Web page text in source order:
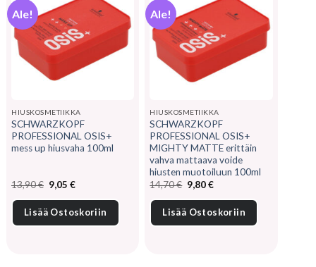
Ale!
HIUSKOSMETIIKKA
SCHWARZKOPF
PROFESSIONAL OSIS+
mess up hiusvaha 100ml
13,90€ Alkuperäinen
hinta
oli:
13,90 €.
9,05€Nykyinen
on:
9,05 €.
Lisää Ostoskoriin
Ale!
HIUSKOSMETIIKKA
SCHWARZKOPF
PROFESSIONAL OSIS+
MIGHTY MATTE erittäin
vahva mattaava voide
hiusten muotoiluun 100ml
14,70€ Alkuperäinen
hinta
oli:
14,70 €.
9,80€Nykyinen
on:
9,80 €.
Lisää Ostoskoriin